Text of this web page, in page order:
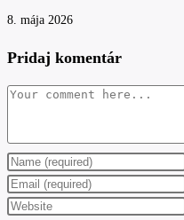
8. mája 2026
Pridaj komentár
Comment
Enter
your
name
Enter
your
Enter